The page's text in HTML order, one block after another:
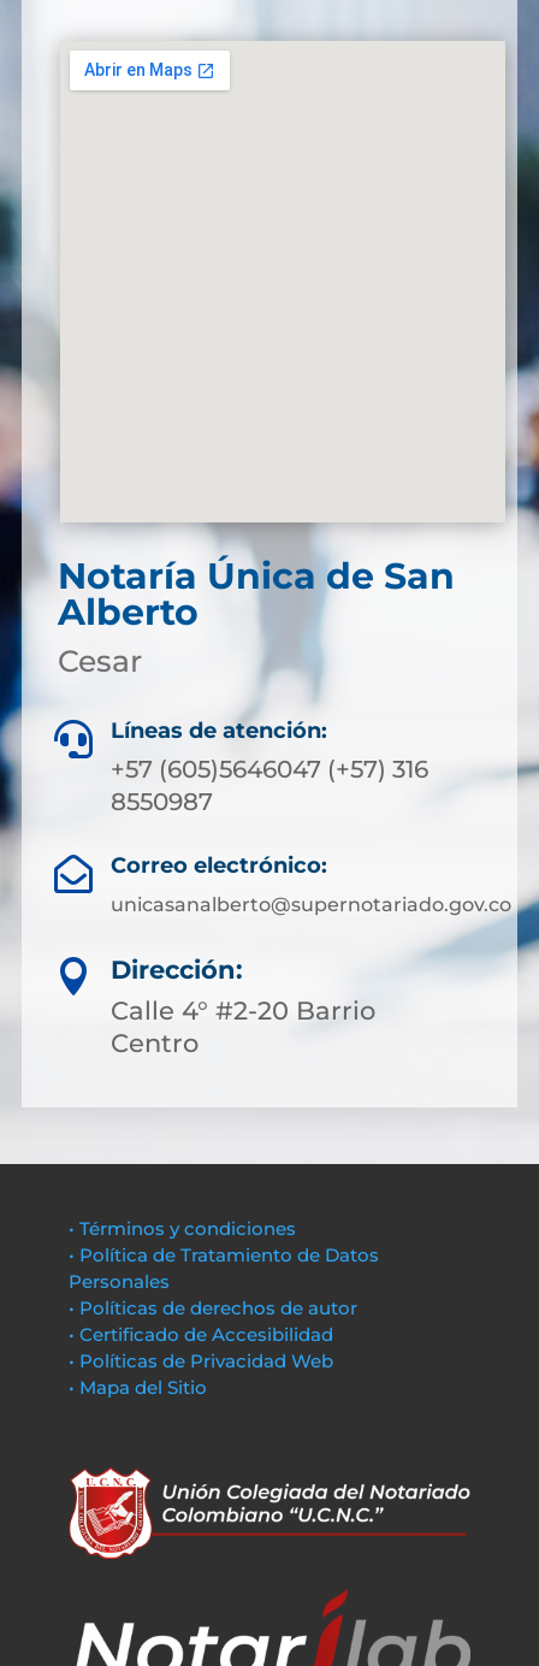
Notaría Única de San
Alberto
Cesar
 Líneas de atención:
+57 (605)5646047 (+57) 316
8550987
 Correo electrónico:
unicasanalberto@supernotariado.gov.co

Dirección:
Calle 4° #2-20 Barrio
Centro
• Términos y condiciones
• Política de Tratamiento de Datos
Personales
• Políticas de derechos de autor
• Certificado de Accesibilidad
• Políticas de Privacidad Web
• Mapa del Sitio